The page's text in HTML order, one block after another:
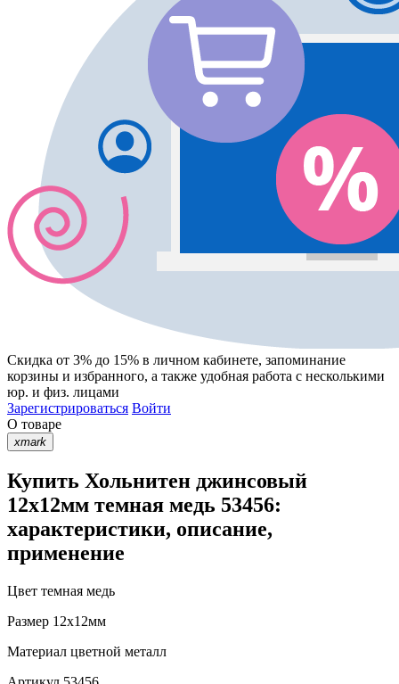
Скидка от 3% до 15% в личном кабинете, запоминание
корзины и избранного, а также удобная работа с несколькими
юр. и физ. лицами
Зарегистрироваться Войти
О товаре
xmark
Купить Хольнитен джинсовый
12х12мм темная медь 53456:
характеристики, описание,
применение
Цвет темная медь
Размер 12х12мм
Материал цветной металл